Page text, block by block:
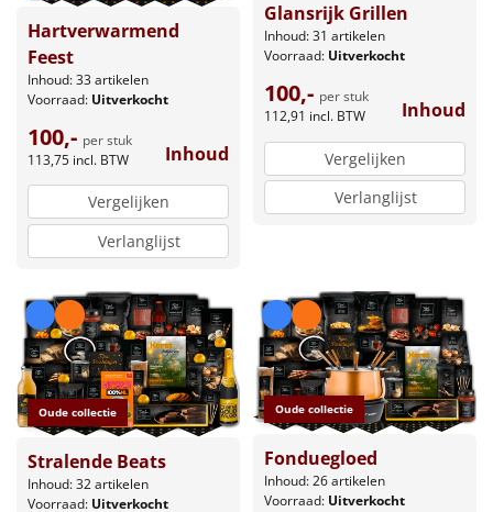
Hartverwarmend
Feest
Inhoud: 33 artikelen
Voorraad: Uitverkocht
100,- per stuk
113,75 incl. BTW Inhoud
Vergelijken
Verlanglijst
Glansrijk Grillen
Inhoud: 31 artikelen
Voorraad: Uitverkocht
100,- per stuk
112,91 incl. BTW Inhoud
Vergelijken
Verlanglijst
Oude collectie
Stralende Beats
Inhoud: 32 artikelen
Voorraad: Uitverkocht
Oude collectie
Fonduegloed
Inhoud: 26 artikelen
Voorraad: Uitverkocht